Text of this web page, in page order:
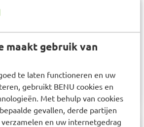
maakt gebruik van
te laten functioneren en uw
gebruikt BENU cookies en
Met behulp van cookies
gevallen, derde partijen
en uw internetgedrag
specifiek bedoeld voor
niet overschrijden.